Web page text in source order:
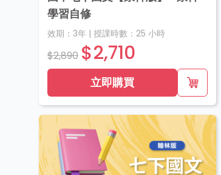
學習自修
效期： 3年 | 授課時數： 25 小時
$2,890 $2,710
立即購買